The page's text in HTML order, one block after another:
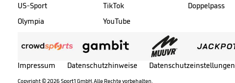
US-Sport
Olympia
TikTok
YouTube
Doppelpass
Impressum Datenschutzhinweise Datenschutzeinstellungen
Copyright ©2026 Sport1 GmbH. Alle Rechte vorbehalten.